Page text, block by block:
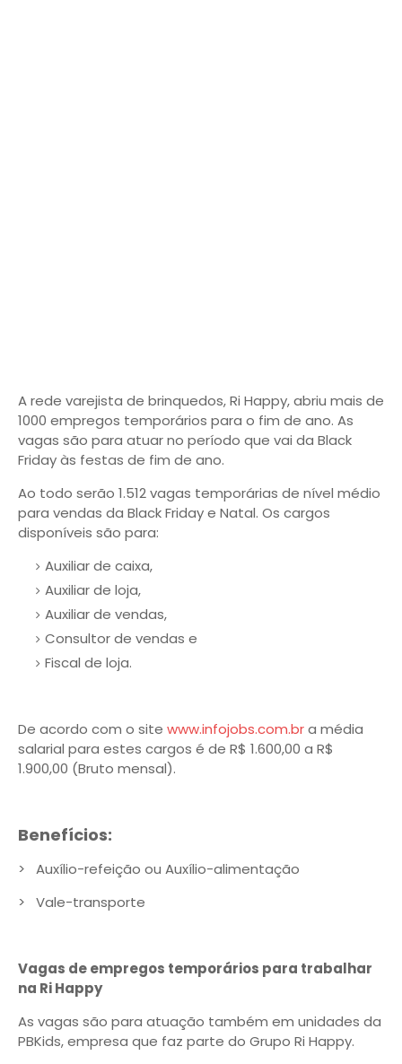
A rede varejista de brinquedos, Ri Happy, abriu mais de
1000 empregos temporários para o fim de ano. As
vagas são para atuar no período que vai da Black
Friday às festas de fim de ano.
Ao todo serão 1.512 vagas temporárias de nível médio
para vendas da Black Friday e Natal. Os cargos
disponíveis são para:
Auxiliar de caixa,
Auxiliar de loja,
Auxiliar de vendas,
Consultor de vendas e
Fiscal de loja.
De acordo com o site www.infojobs.com.bra média
salarial para estes cargos é de R$ 1.600,00 a R$
1.900,00 (Bruto mensal).
Benefícios:
> Auxílio-refeição ou Auxílio-alimentação
> Vale-transporte
Vagas de empregos temporários para trabalhar
na Ri Happy
As vagas são para atuação também em unidades da
PBKids, empresa que faz parte do Grupo Ri Happy.